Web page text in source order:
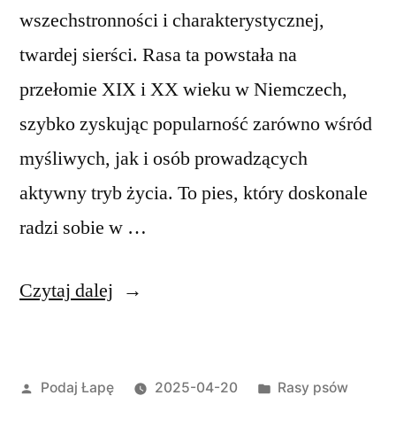
wszechstronności i charakterystycznej,
twardej sierści. Rasa ta powstała na
przełomie XIX i XX wieku w Niemczech,
szybko zyskując popularność zarówno wśród
myśliwych, jak i osób prowadzących
aktywny tryb życia. To pies, który doskonale
radzi sobie w …
Czytaj dalej „Wyżeł
–
Opublikowane
Podaj Łapę 2025-04-20
Opublikowano
Rasy psów